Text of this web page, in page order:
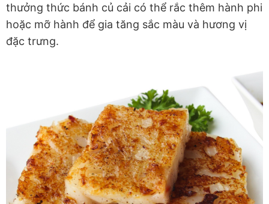
thưởng thức bánh củ cải có thể rắc thêm hành phi
hoặc mỡ hành để gia tăng sắc màu và hương vị
đặc trưng.